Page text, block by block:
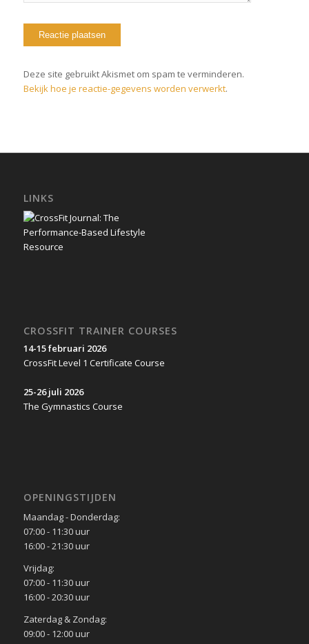
Deze site gebruikt Akismet om spam te verminderen.
Bekijk hoe je reactie-gegevens worden verwerkt.
LINKS
CROSSFIT TRAINER COURSES
14-15 februari 2026
CrossFit Level 1 Certificate Course
25-26 juli 2026
The Gymnastics Course
OPENINGSTIJDEN
Maandag - Donderdag:
07:00 - 11:30 uur
16:00 - 21:30 uur
Vrijdag:
07:00 - 11:30 uur
16:00 - 20:30 uur
Zaterdag & Zondag:
09:00 - 12:00 uur